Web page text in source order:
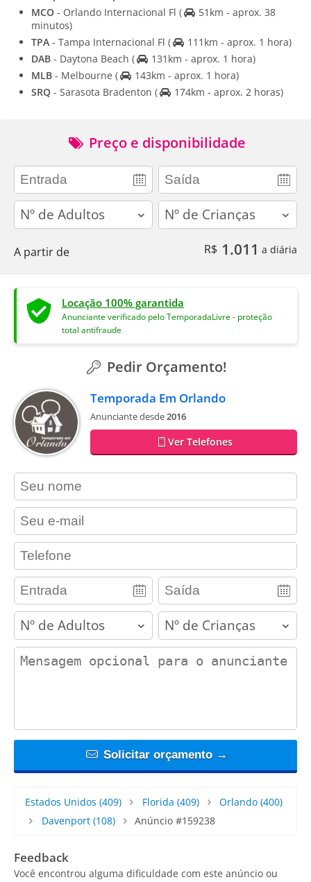
MCO - Orlando Internacional Fl (
51km - aprox. 38
minutos)
TPA - Tampa Internacional Fl (
111km - aprox. 1 hora)
DAB - Daytona Beach (
131km - aprox. 1 hora)
MLB - Melbourne (
143km - aprox. 1 hora)
SRQ - Sarasota Bradenton ( 174km - aprox. 2 horas)
Preço e disponibilidade
adults children
A partir de R$ 1.011 a diária
Locação 100% garantida
Anunciante verificado pelo TemporadaLivre - proteção
total antifraude
Pedir Orçamento!
Temporada Em Orlando
Anunciante desde2016
Ver Telefones
contact_name
contact_email
contact_phone
adults children
contact_message
Solicitar orçamento →
Estados Unidos (409) Florida (409) Orlando (400)
Davenport(108) Anúncio #159238
Feedback
Você encontrou alguma dificuldade com este anúncio ou